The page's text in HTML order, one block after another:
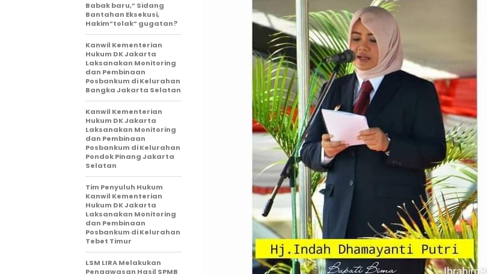
Babak baru,” Sidang
Bantahan Eksekusi,
Hakim”tolak” gugatan?
Kanwil Kementerian
Hukum DK Jakarta
Laksanakan Monitoring
dan Pembinaan
Posbankum di Kelurahan
Bangka Jakarta Selatan
Kanwil Kementerian
Hukum DK Jakarta
Laksanakan Monitoring
dan Pembinaan
Posbankum di Kelurahan
Pondok Pinang Jakarta
Selatan
Tim Penyuluh Hukum
Kanwil Kementerian
Hukum DK Jakarta
Laksanakan Monitoring
dan Pembinaan
Posbankum di Kelurahan
Tebet Timur
LSM LIRA Melakukan
Pengawasan Hasil SPMB